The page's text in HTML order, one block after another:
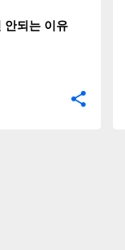
안되는 이유